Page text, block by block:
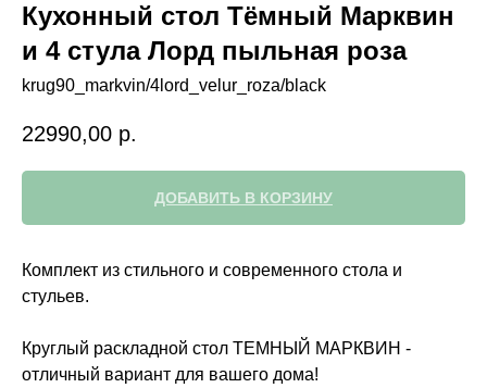
Кухонный стол Тёмный Марквин
и 4 стула Лорд пыльная роза
krug90_markvin/4lord_velur_roza/black
22990,00 р.
ДОБАВИТЬ В КОРЗИНУ
Комплект из стильного и современного стола и
стульев.
Круглый раскладной стол ТЕМНЫЙ МАРКВИН -
отличный вариант для вашего дома!